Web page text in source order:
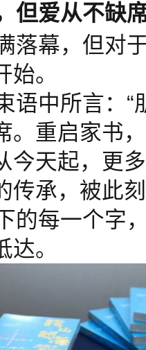
但爱从不缺
落幕，但对
。
语中所言：“
。重启家书
今天起，更
传承，被此
的每一个字
。